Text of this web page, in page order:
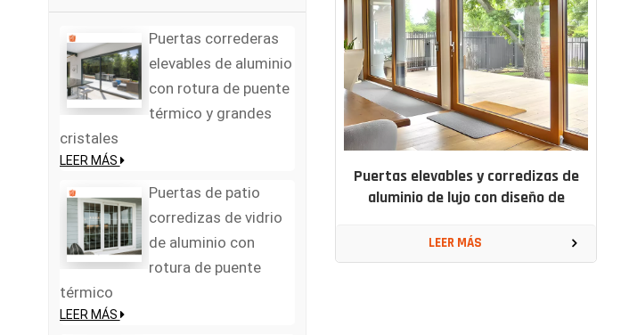
Puertas correderas
elevables de aluminio
con rotura de puente
térmico y grandes
cristales
LEER MÁS
Puertas de patio
corredizas de vidrio
de aluminio con
rotura de puente
térmico
LEER MÁS
Puertas elevables y corredizas de
aluminio de lujo con diseño de
LEER MÁS